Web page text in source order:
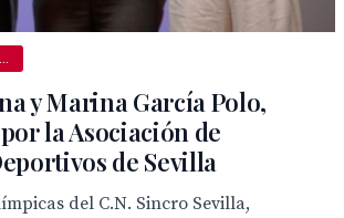
y Marina García Polo,
la Asociación de
de Sevilla
del C.N. Sincro Sevilla,